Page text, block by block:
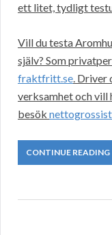
ett litet, tydligt
Vill du testa
själv? Som
fraktfritt.se. Driver
verksamhet och
besök
CONTINUE READING